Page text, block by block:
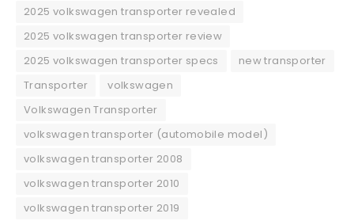
2025 volkswagen transporter revealed
2025 volkswagen transporter review
2025 volkswagen transporter specs
new transporter
Transporter
volkswagen
Volkswagen Transporter
volkswagen transporter (automobile model)
volkswagen transporter 2008
volkswagen transporter 2010
volkswagen transporter 2019